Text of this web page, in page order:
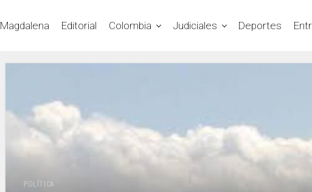
Magdalena Editorial Colombia Judiciales Deportes
POLÍTICA